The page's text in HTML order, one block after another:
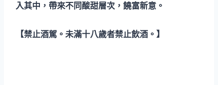
入其中，帶來不同酸甜層次，饒富新意。
【禁止酒駕。未滿十八歲者禁止飲酒。】